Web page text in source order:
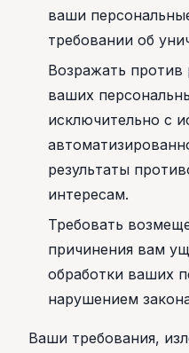
ваши
требовании об
Возражать против
ваших
исключительно с
результаты
интересам.
Требовать
причинения вам
обработки ваших
нарушением
Ваши требования,